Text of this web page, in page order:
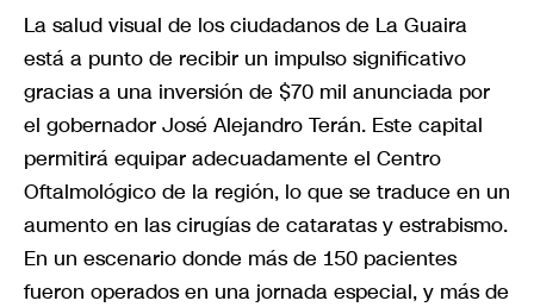
La salud visual de los ciudadanos de La Guaira
está a punto de recibir un impulso significativo
gracias a una inversión de $70 mil anunciada por
el gobernador José Alejandro Terán. Este capital
permitirá equipar adecuadamente el Centro
Oftalmológico de la región, lo que se traduce en un
aumento en las cirugías de cataratas y estrabismo.
En un escenario donde más de 150 pacientes
fueron operados en una jornada especial, y más de